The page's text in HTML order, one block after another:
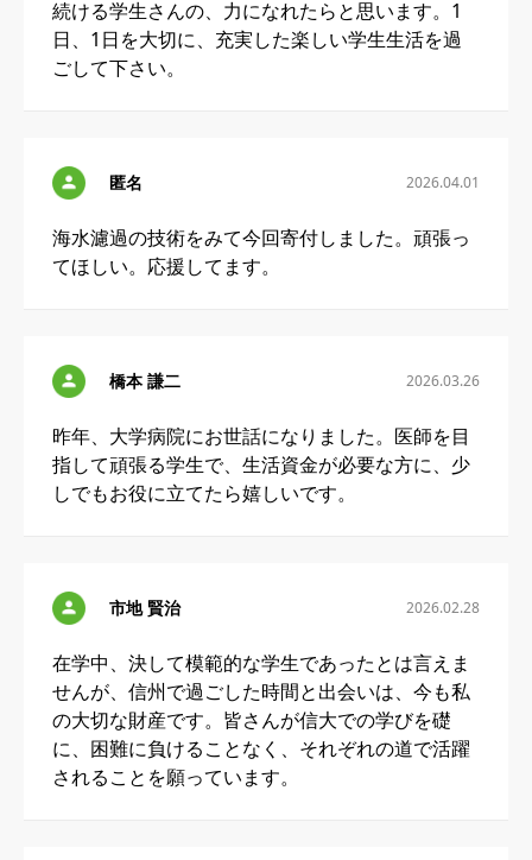
続ける学生さんの、力になれたらと思います。1
日、1日を大切に、充実した楽しい学生生活を過
ごして下さい。
匿名 2026.04.01
海水濾過の技術をみて今回寄付しました。頑張っ
てほしい。応援してます。
橋本 謙二 2026.03.26
昨年、大学病院にお世話になりました。医師を目
指して頑張る学生で、生活資金が必要な方に、少
しでもお役に立てたら嬉しいです。
市地 賢治 2026.02.28
在学中、決して模範的な学生であったとは言えま
せんが、信州で過ごした時間と出会いは、今も私
の大切な財産です。皆さんが信大での学びを礎
に、困難に負けることなく、それぞれの道で活躍
されることを願っています。